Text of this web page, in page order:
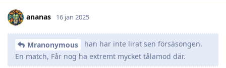
ananas 16 jan 2025
Mranonymous
han har inte lirat sen försäsongen.
En match, Får nog ha extremt mycket tålamod där.